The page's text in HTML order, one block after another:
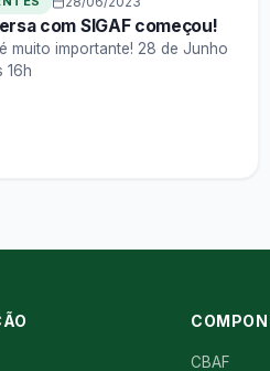
com SIGAF começou!
muito importante! 28 de Junho
16h
CBAF